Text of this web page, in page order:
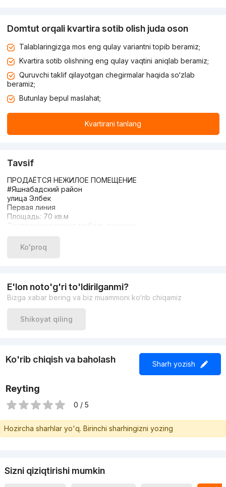
Domtut orqali kvartira sotib olish juda oson
Talablaringizga mos eng qulay variantni topib beramiz;
Kvartira sotib olishning eng qulay vaqtini aniqlab beramiz;
Quruvchi taklif qilayotgan chegirmalar haqida so‘zlab
beramiz;
Butunlay bepul maslahat;
Kvartirani tanlang
Tavsif
ПРОДАЁТСЯ НЕЖИЛОЕ ПОМЕЩЕНИЕ
#Яшнабадский район
улица Элбек
Первая линия
Площадь: 70 кв.м
Состояние: ремонт мебель техника
Есть арендатор 1.200
Цена: $175.000 Торг
Ko'proq
E'lon noto'g'ri to'ldirilganmi?
Bizga xabar bering va biz muammoni ko‘rib chiqamiz
Shikoyat qiling
Ko'rib chiqish va baholash Sharh yozish
Reyting
0 / 5
Hozircha sharhlar yo'q. Birinchi sharhingizni yozing
Sizni qiziqtirishi mumkin